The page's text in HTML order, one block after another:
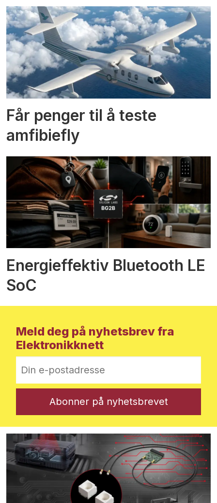
Får penger til å teste
amfibiefly
Energieffektiv Bluetooth LE
SoC
Meld deg på nyhetsbrev fra
Elektronikknett